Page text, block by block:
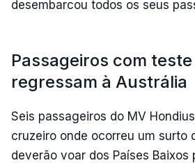
desembarcou todos os seus
Passageiros com
regressam à Austrália
Seis passageiros do MV
cruzeiro onde ocorreu um surto
deverão voar dos Países Baixos